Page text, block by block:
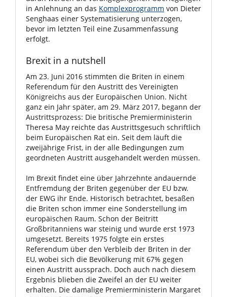
in Anlehnung an das Komplexprogramm von Dieter
Senghaas einer Systematisierung unterzogen,
bevor im letzten Teil eine Zusammenfassung
erfolgt.
Brexit in a nutshell
Am 23. Juni 2016 stimmten die Briten in einem
Referendum für den Austritt des Vereinigten
Königreichs aus der Europäischen Union. Nicht
ganz ein Jahr später, am 29. März 2017, begann der
Austrittsprozess: Die britische Premierministerin
Theresa May reichte das Austrittsgesuch schriftlich
beim Europäischen Rat ein. Seit dem läuft die
zweijährige Frist, in der alle Bedingungen zum
geordneten Austritt ausgehandelt werden müssen.
Im Brexit findet eine über Jahrzehnte andauernde
Entfremdung der Briten gegenüber der EU bzw.
der EWG ihr Ende. Historisch betrachtet, besaßen
die Briten schon immer eine Sonderstellung im
europäischen Raum. Schon der Beitritt
Großbritanniens war steinig und wurde erst 1973
umgesetzt. Bereits 1975 folgte ein erstes
Referendum über den Verbleib der Briten in der
EU, wobei sich die Bevölkerung mit 67% gegen
einen Austritt aussprach. Doch auch nach diesem
Ergebnis blieben die Zweifel an der EU weiter
erhalten. Die damalige Premierministerin Margaret